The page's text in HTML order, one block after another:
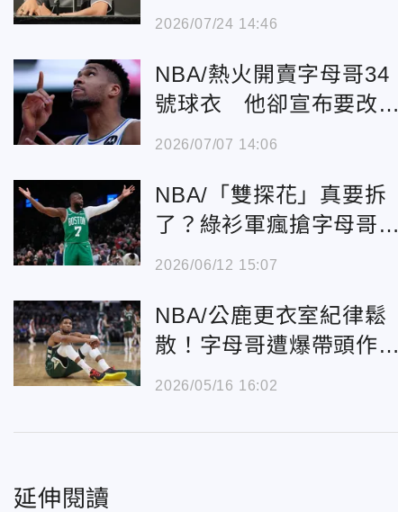
未來願接納我的話想回去
2026/07/24 14:46
NBA/熱火開賣字母哥34
號球衣 他卻宣布要改穿
7號
2026/07/07 14:06
NBA/「雙探花」真要拆
了？綠衫軍瘋搶字母哥
布朗恐成交易籌碼
2026/06/12 15:07
NBA/公鹿更衣室紀律鬆
散！字母哥遭爆帶頭作
亂 被點名是遲到王
2026/05/16 16:02
延伸閱讀